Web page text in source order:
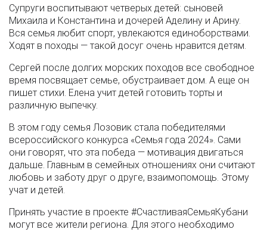
Супруги воспитывают четверых детей: сыновей
Михаила и Константина и дочерей Аделину и Арину.
Вся семья любит спорт, увлекаются единоборствами.
Ходят в походы — такой досуг очень нравится детям.
Сергей после долгих морских походов все свободное
время посвящает семье, обустраивает дом. А еще он
пишет стихи. Елена учит детей готовить торты и
различную выпечку.
В этом году семья Лозовик стала победителями
всероссийского конкурса «Семья года 2024». Сами
они говорят, что эта победа — мотивация двигаться
дальше. Главным в семейных отношениях они считают
любовь и заботу друг о друге, взаимопомощь. Этому
учат и детей.
Принять участие в проекте #СчастливаяСемьяКубани
могут все жители региона. Для этого необходимо